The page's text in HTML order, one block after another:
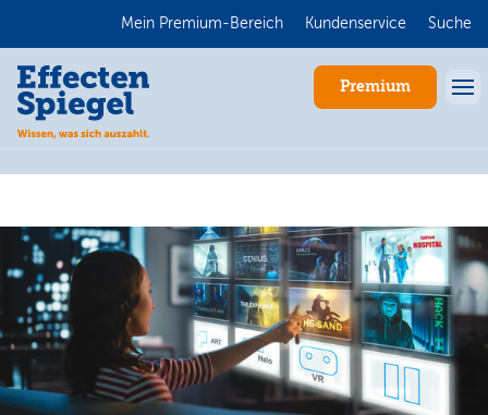
Mein Premium-Bereich Kundenservice Suche
Premium
Anmelden